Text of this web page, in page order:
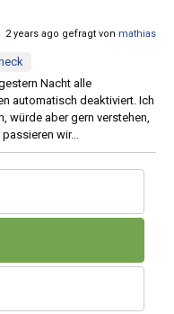
2 years ago gefragt von mathias
Nacht alle
automatisch deaktiviert. Ich
würde aber gern verstehen,
wir...